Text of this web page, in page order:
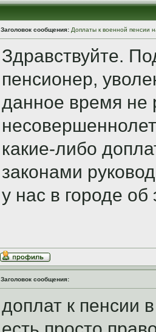
Заголовок сообщения: Доплаты к военной пенсии
Здравствуйте.
пенсионер,
данное время
какие-либо
законами
у нас в городе
Заголовок сообщения:
доплат к пенсии